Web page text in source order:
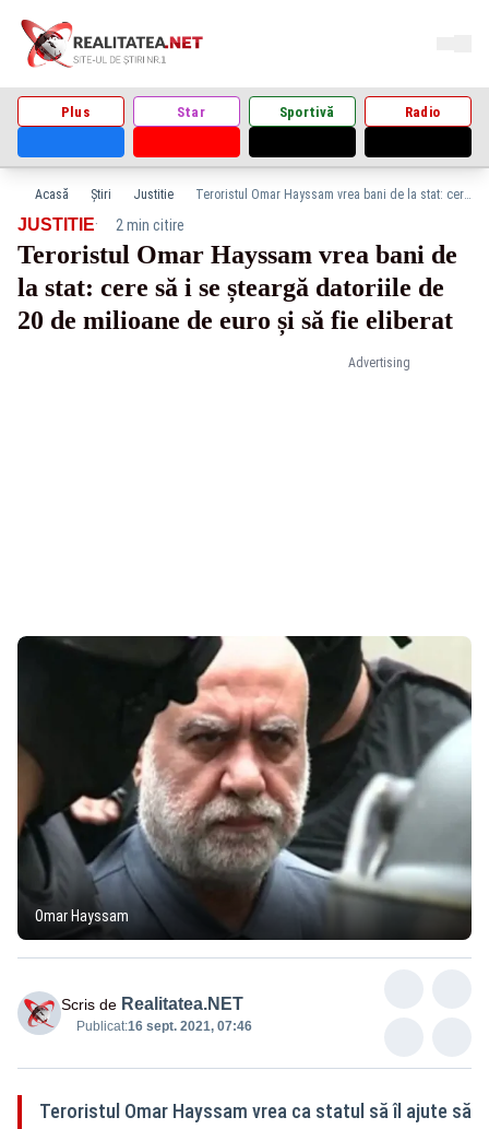
Plus Star Sportivă Radio
Acasă Știri Justitie Teroristul Omar Hayssam vrea bani de la stat: cere să i se șteargă datoriile de 20 de milioane de euro și să fie eliberat
Advertising
JUSTITIE· 2 min citire
Teroristul Omar Hayssam vrea bani de
la stat: cere să i se șteargă datoriile de
20 de milioane de euro și să fie eliberat
Omar Hayssam
Scris de Realitatea.NET
Publicat:16 sept. 2021, 07:46
Teroristul Omar Hayssam vrea ca statul să îl ajute să